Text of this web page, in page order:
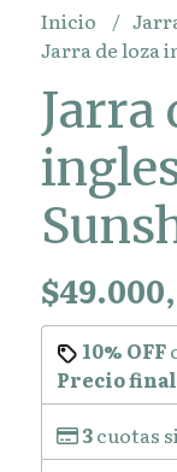
Inicio
Jarra de loza
Jarra
10% OFF
Precio
3cuotas